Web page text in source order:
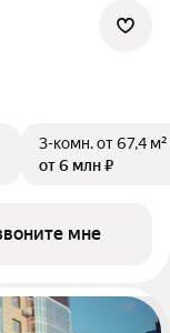
3-комн.от 67,4 м²
от 6 млн ₽
мне